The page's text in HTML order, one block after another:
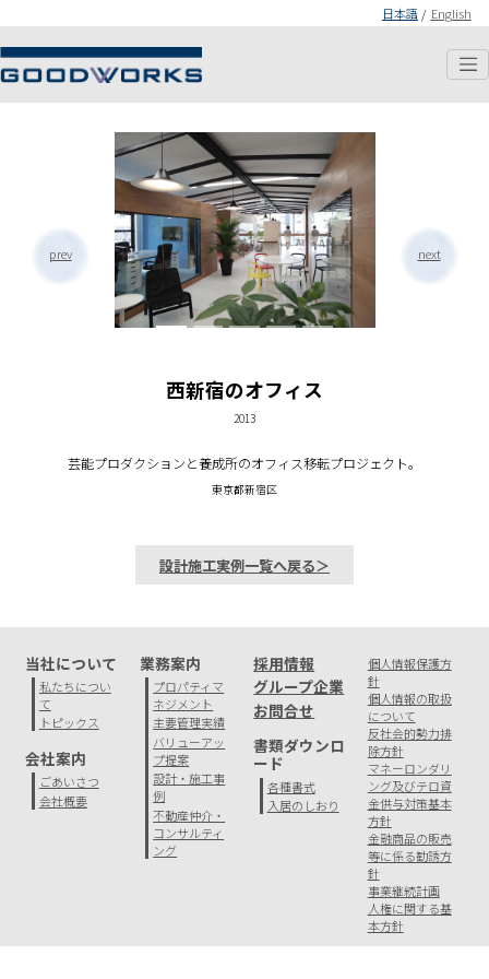
日本語 / English
prev next
西新宿のオフィス
2013
芸能プロダクションと養成所のオフィス移転プロジェクト。
東京都新宿区
設計施工実例一覧へ戻る＞
当社について
私たちについ
て
トピックス
会社案内
ごあいさつ
会社概要
業務案内
プロパティマ
ネジメント
主要管理実績
バリューアッ
プ提案
設計・施工事
例
不動産仲介・
コンサルティ
ング
採用情報
グループ企業
お問合せ
書類ダウンロ
ード
各種書式
入居のしおり
個人情報保護方
針
個人情報の取扱
について
反社会的勢力排
除方針
マネーロンダリ
ング及びテロ資
金供与対策基本
方針
金融商品の販売
等に係る勧誘方
針
事業継続計画
人権に関する基
本方針